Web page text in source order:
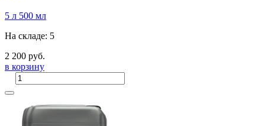
5 л 500 мл
На складе: 5
2 200 руб.
в корзину